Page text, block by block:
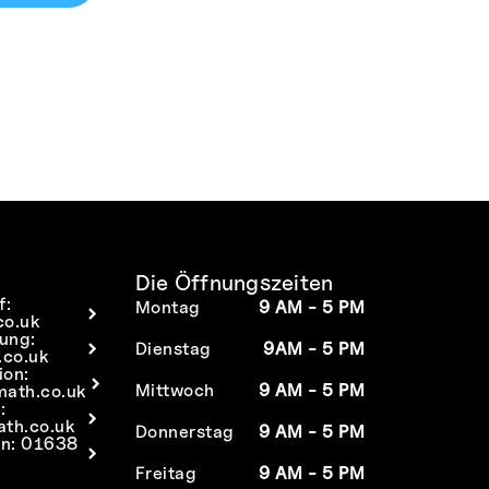
01638
Die Öffnungszeiten
Montag
9 AM - 5 PM
Dienstag
9AM - 5 PM
Mittwoch
9 AM - 5 PM
Donnerstag
9 AM - 5 PM
Freitag
9 AM - 5 PM